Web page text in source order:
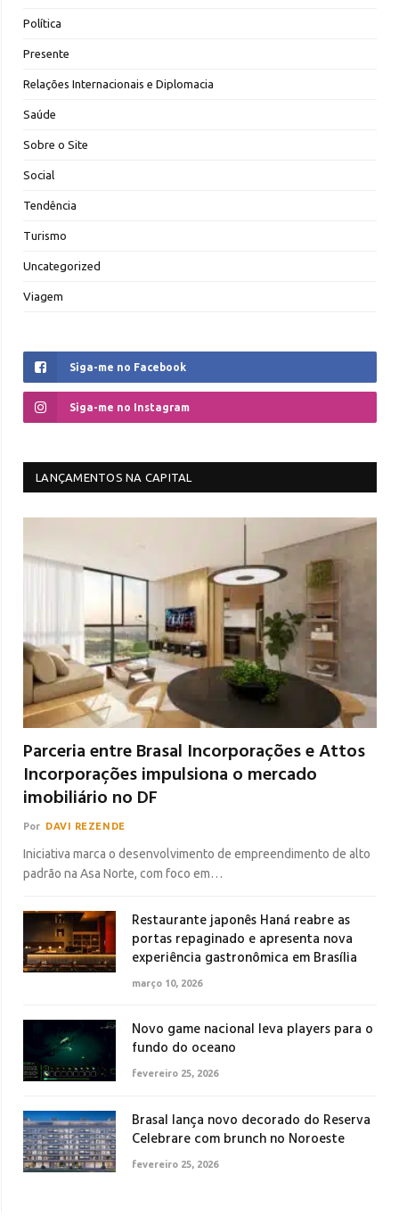
Política
Presente
Relações Internacionais e Diplomacia
Saúde
Sobre o Site
Social
Tendência
Turismo
Uncategorized
Viagem
Siga-me no Facebook
Siga-me no Instagram
LANÇAMENTOS NA CAPITAL
Parceria entre Brasal Incorporações e Attos
Incorporações impulsiona o mercado
imobiliário no DF
Por DAVI REZENDE
Iniciativa marca o desenvolvimento de empreendimento de alto
padrão na Asa Norte, com foco em…
Restaurante japonês Haná reabre as
portas repaginado e apresenta nova
experiência gastronômica em Brasília
março 10, 2026
Novo game nacional leva players para o
fundo do oceano
fevereiro 25, 2026
Brasal lança novo decorado do Reserva
Celebrare com brunch no Noroeste
fevereiro 25, 2026